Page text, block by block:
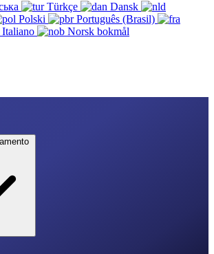
Türkçe
Dansk
Polski
Português (Brasil)
Italiano
Norsk bokmål